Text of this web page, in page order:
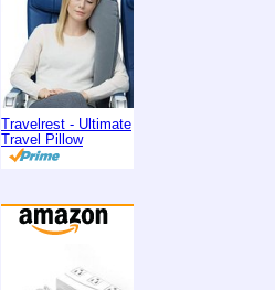
Travelrest - Ultimate
Travel Pillow